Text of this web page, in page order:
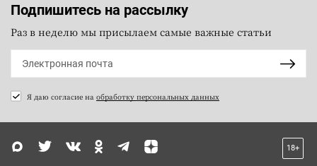
Подпишитесь на рассылку
Раз в неделю мы присылаем самые важные статьи
Я даю согласие на обработку персональных данных
18+